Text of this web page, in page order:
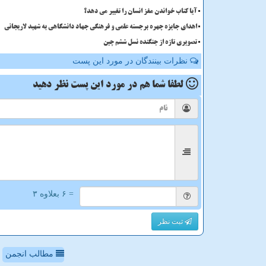
آیا کتاب خواندن مغز انسان را تغییر می دهد؟
اهدای جایزه چهره برجسته علمی و فرهنگی جهاد دانشگاهی به شهید لاریجانی
تصویری تازه از جنگنده نسل ششم چین
نظرات بینندگان در مورد این پست
لطفا شما هم در مورد این پست نظر دهید
= ۶ بعلاوه ۳
ثبت نظر
مطالب انجمن